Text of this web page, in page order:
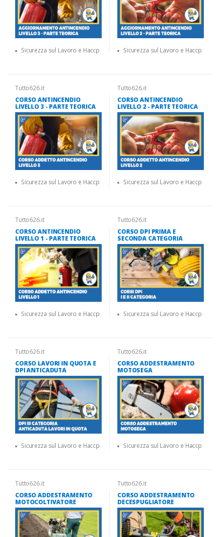
Sicurezza sul Lavoro e Haccp Sicurezza sul Lavoro e Haccp
Tutto626.it
CORSO ANTINCENDIO
LIVELLO 3 - PARTE TEORICA
Sicurezza sul Lavoro e Haccp
Tutto626.it
CORSO ANTINCENDIO
LIVELLO 2 - PARTE TEORICA
Sicurezza sul Lavoro e Haccp
Tutto626.it
CORSO ANTINCENDIO
LIVELLO 1 - PARTE TEORICA
Sicurezza sul Lavoro e Haccp
Tutto626.it
CORSO DPI PRIMA E
SECONDA CATEGORIA
Sicurezza sul Lavoro e Haccp
Tutto626.it
CORSO LAVORI IN QUOTA E
DPI ANTICADUTA
Sicurezza sul Lavoro e Haccp
Tutto626.it
CORSO ADDESTRAMENTO
MOTOSEGA
Sicurezza sul Lavoro e Haccp
Tutto626.it
CORSO ADDESTRAMENTO
MOTOCOLTIVATORE
Tutto626.it
CORSO ADDESTRAMENTO
DECESPUGLIATORE